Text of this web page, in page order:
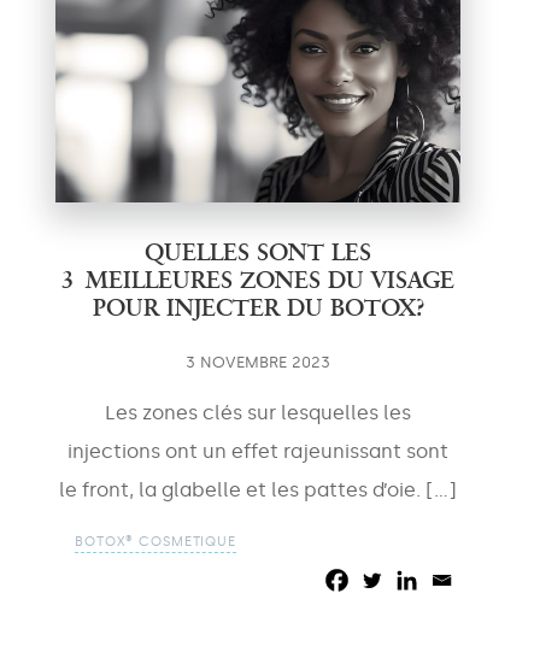
QUELLES SONT LES
3 MEILLEURES ZONES DU VISAGE
POUR INJECTER DU BOTOX?
3 NOVEMBRE 2023
Les zones clés sur lesquelles les
injections ont un effet rajeunissant sont
le front, la glabelle et les pattes d’oie. […]
BOTOX® COSMETIQUE